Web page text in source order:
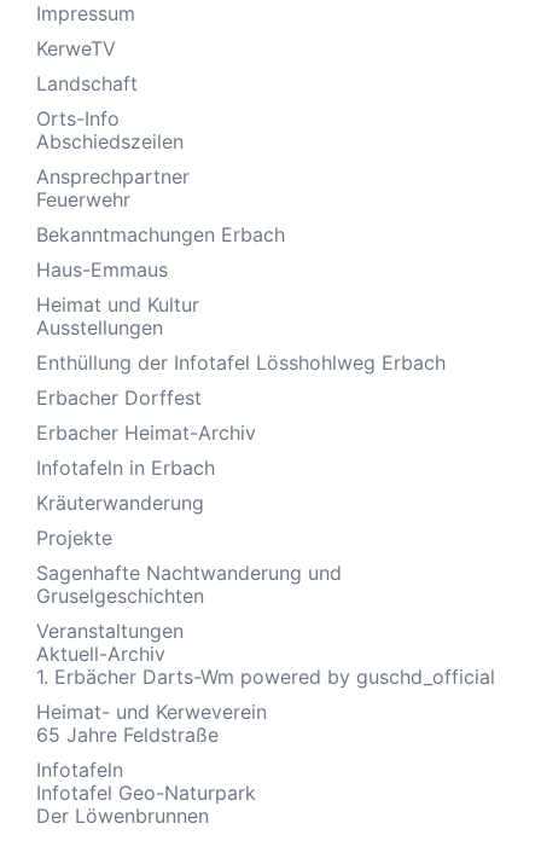
Impressum
KerweTV
Landschaft
Orts-Info
Abschiedszeilen
Ansprechpartner
Feuerwehr
Bekanntmachungen Erbach
Haus-Emmaus
Heimat und Kultur
Ausstellungen
Enthüllung der Infotafel Lösshohlweg Erbach
Erbacher Dorffest
Erbacher Heimat-Archiv
Infotafeln in Erbach
Kräuterwanderung
Projekte
Sagenhafte Nachtwanderung und
Gruselgeschichten
Veranstaltungen
Aktuell-Archiv
1. Erbächer Darts-Wm powered by guschd_official
Heimat- und Kerweverein
65 Jahre Feldstraße
Infotafeln
Infotafel Geo-Naturpark
Der Löwenbrunnen